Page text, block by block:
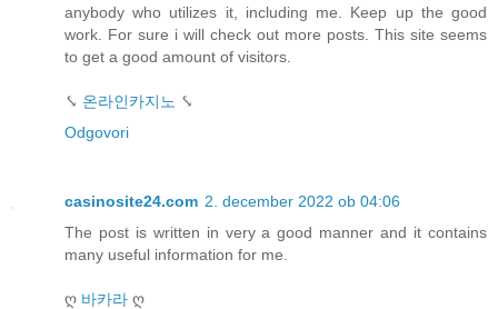
anybody who utilizes it, including me. Keep up the good
work. For sure i will check out more posts. This site seems
to get a good amount of visitors.
⤥ 온라인카지노 ⤥
Odgovori
casinosite24.com 2. december 2022 ob 04:06
The post is written in very a good manner and it contains
many useful information for me.
ღ 바카라 ღ